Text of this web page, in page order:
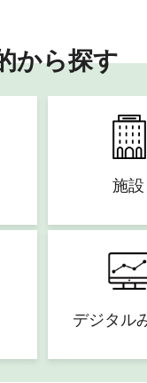
から探す
施設
デジタル